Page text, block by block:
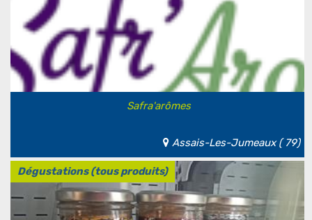
Safra'arômes
Assais-Les-Jumeaux ( 79)
Dégustations (tous produits)